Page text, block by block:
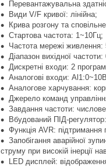
Перевантажувальна
Види V/F кривої: лінійна;
Крива розгону та
Стартова частота: 1~10Гц;
Частота мережі живлення:
Діапазон вихідної
Дискретні входи: 2
Аналогові входи:
Аналогове харчування:
Джерело команд
Завдання частоти:
Вбудований ПІД-
Функція AVR: підтримання
Запобігання аварійної
струму при високій інерції
LED дисплей: